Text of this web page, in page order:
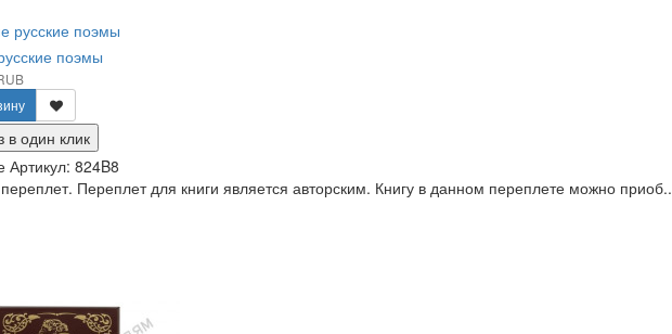
поэмы
в один клик
Артикул: 824B8
Переплет для книги является авторским. Книгу в данном переплете можно приоб..